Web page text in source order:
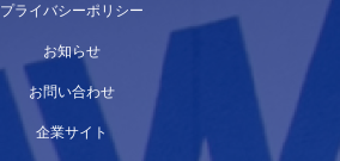
プライバシーポリシー
お知らせ
お問い合わせ
企業サイト